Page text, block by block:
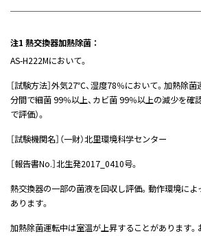
注1 熱交換器加熱除菌 ：
AS-H222Mにおいて。
［試験方法］外気27℃、湿度78％において。加熱除
分間で細菌 99％以上、カビ菌 99％以上の減少を確
で評価）。
［試験機関名］（一財）北里環境科学センター
［報告書No.］北生発2017_0410号。
熱交換器の一部の菌液を回収し評価。動作環境に
あります。
加熱除菌運転中は室温が上昇することがあります